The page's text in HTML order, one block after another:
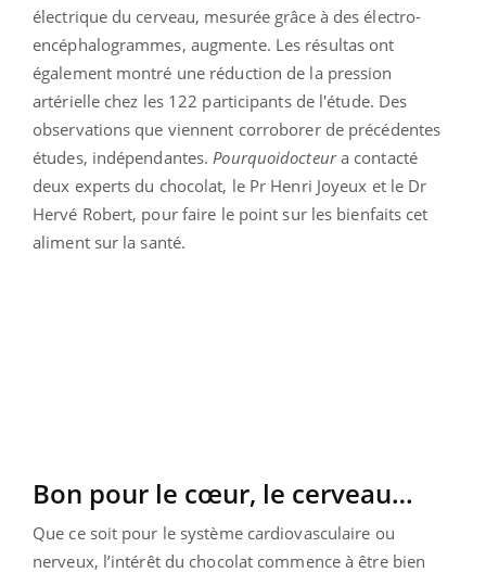
électrique du cerveau, mesurée grâce à des électro-
encéphalogrammes, augmente. Les résultas ont
également montré une réduction de la pression
artérielle chez les 122 participants de l'étude. Des
observations que viennent corroborer de précédentes
études, indépendantes. Pourquoidocteura contacté
deux experts du chocolat, le Pr Henri Joyeux et le Dr
Hervé Robert, pour faire le point sur les bienfaits cet
aliment sur la santé.
Bon pour le cœur, le cerveau…
Que ce soit pour le système cardiovasculaire ou
nerveux, l’intérêt du chocolat commence à être bien